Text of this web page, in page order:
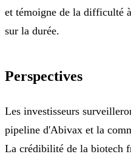
et témoigne de la difficulté
sur la durée.
Perspectives
Les investisseurs
pipeline d'Abivax et la
La crédibilité de la biotech